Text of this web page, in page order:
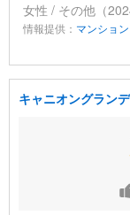
女性 / その他（
情報提供： マンショ
キャニオングラン